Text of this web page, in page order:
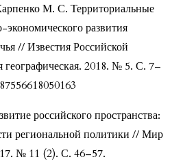
М. С. Территориальные
развития
// Известия Российской
географическая. 2018. № 5. С. 7–
российского пространства:
региональной политики // Мир
№ 11 (2). С. 46–57.